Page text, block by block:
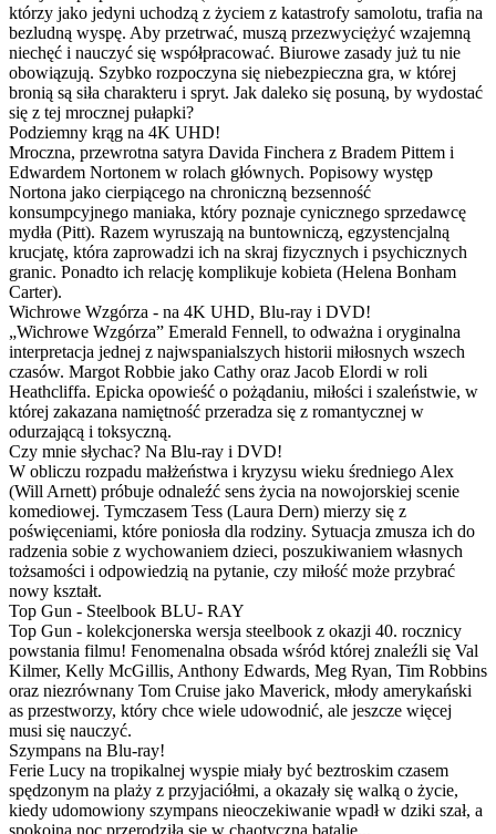
którzy jako jedyni uchodzą z życiem z katastrofy samolotu, trafia na
bezludną wyspę. Aby przetrwać, muszą przezwyciężyć wzajemną
niechęć i nauczyć się współpracować. Biurowe zasady już tu nie
obowiązują. Szybko rozpoczyna się niebezpieczna gra, w której
bronią są siła charakteru i spryt. Jak daleko się posuną, by wydostać
się z tej mrocznej pułapki?
Podziemny krąg na 4K UHD!
Mroczna, przewrotna satyra Davida Finchera z Bradem Pittem i
Edwardem Nortonem w rolach głównych. Popisowy występ
Nortona jako cierpiącego na chroniczną bezsenność
konsumpcyjnego maniaka, który poznaje cynicznego sprzedawcę
mydła (Pitt). Razem wyruszają na buntowniczą, egzystencjalną
krucjatę, która zaprowadzi ich na skraj fizycznych i psychicznych
granic. Ponadto ich relację komplikuje kobieta (Helena Bonham
Carter).
Wichrowe Wzgórza - na 4K UHD, Blu-ray i DVD!
„Wichrowe Wzgórza” Emerald Fennell, to odważna i oryginalna
interpretacja jednej z najwspanialszych historii miłosnych wszech
czasów. Margot Robbie jako Cathy oraz Jacob Elordi w roli
Heathcliffa. Epicka opowieść o pożądaniu, miłości i szaleństwie, w
której zakazana namiętność przeradza się z romantycznej w
odurzającą i toksyczną.
Czy mnie słychac? Na Blu-ray i DVD!
W obliczu rozpadu małżeństwa i kryzysu wieku średniego Alex
(Will Arnett) próbuje odnaleźć sens życia na nowojorskiej scenie
komediowej. Tymczasem Tess (Laura Dern) mierzy się z
poświęceniami, które poniosła dla rodziny. Sytuacja zmusza ich do
radzenia sobie z wychowaniem dzieci, poszukiwaniem własnych
tożsamości i odpowiedzią na pytanie, czy miłość może przybrać
nowy kształt.
Top Gun - Steelbook BLU- RAY
Top Gun - kolekcjonerska wersja steelbook z okazji 40. rocznicy
powstania filmu! Fenomenalna obsada wśród której znaleźli się Val
Kilmer, Kelly McGillis, Anthony Edwards, Meg Ryan, Tim Robbins
oraz niezrównany Tom Cruise jako Maverick, młody amerykański
as przestworzy, który chce wiele udowodnić, ale jeszcze więcej
musi się nauczyć.
Szympans na Blu-ray!
Ferie Lucy na tropikalnej wyspie miały być beztroskim czasem
spędzonym na plaży z przyjaciółmi, a okazały się walką o życie,
kiedy udomowiony szympans nieoczekiwanie wpadł w dziki szał, a
spokojna noc przerodziła się w chaotyczną batalię...